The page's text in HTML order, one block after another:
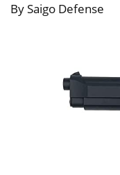
By Saigo Defense